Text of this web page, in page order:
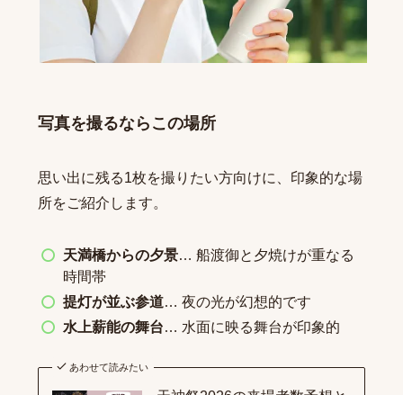
写真を撮るならこの場所
思い出に残る1枚を撮りたい方向けに、印象的な場
所をご紹介します。
天満橋からの夕景… 船渡御と夕焼けが重なる
時間帯
提灯が並ぶ参道… 夜の光が幻想的です
水上薪能の舞台… 水面に映る舞台が印象的
あわせて読みたい